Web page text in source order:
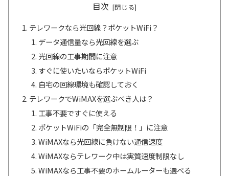
目次
テレワークなら光回線？ポケットWiFi？
データ通信量なら光回線を選ぶ
光回線の工事期間に注意
すぐに使いたいならポケットWiFi
自宅の回線環境も確認しておく
テレワークでWiMAXを選ぶべき人は？
工事不要ですぐに使える
ポケットWiFiの「完全無制限！」に注意
WiMAXなら光回線に負けない通信速度
WiMAXならテレワーク中は実質速度制限なし
WiMAXなら工事不要のホームルーターも選べる